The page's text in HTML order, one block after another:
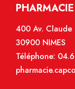
400 Av. Claude
30900 NIMES
Téléphone: